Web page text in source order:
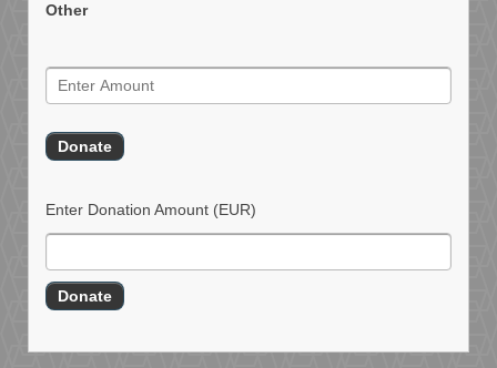
Other
Enter Donation Amount (EUR)